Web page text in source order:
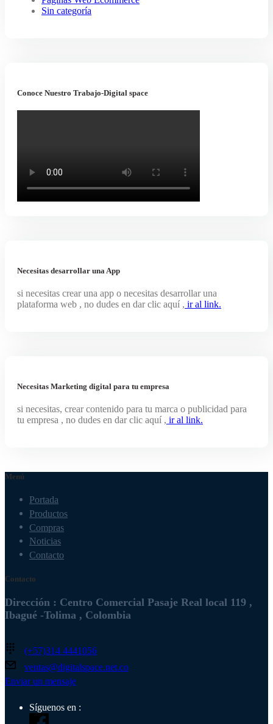
Sin categoría
Conoce Nuestro Trabajo-Digital space
Necesitas desarrollar una App
si necesitas crear una app o necesitas desarrollar una
plataforma web , no dudes en dar clic aquí , ir al link.
Necesitas Marketing digital para tu empresa
si necesitas, crear contenido para tu marca o publicidad para
tu empresa , no dudes en dar clic aquí , ir al link.
Menú
Portada
Productos
Compras
Noticias
Contacto
Contacto
Dirección : Centro Comercial Pasaje Real local 119 ,
Ibagué -Tolima , Colombia
(+57)314 4441056
ventas@digitalspace.net.co
Enviar un mensaje
Síguenos en :